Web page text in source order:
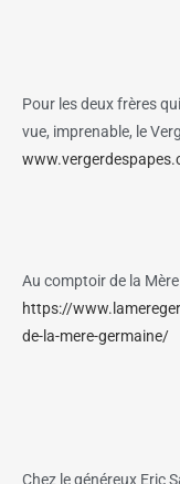
Pour les deux frères
vue, imprenable, le
Au comptoir de la
https://
de-la-mere-germaine/
Chez le généreux Eric